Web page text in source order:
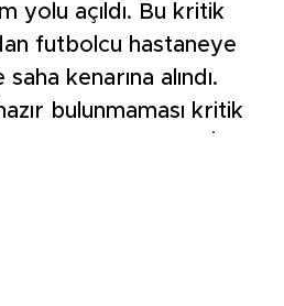
yolu açıldı. Bu kritik
futbolcu hastaneye
kenarına alındı.
bulunmaması kritik